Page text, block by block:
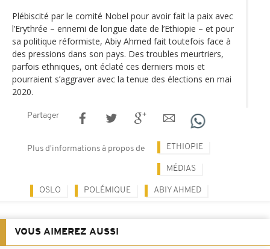
Plébiscité par le comité Nobel pour avoir fait la paix avec
l’Erythrée – ennemi de longue date de l’Ethiopie – et pour
sa politique réformiste, Abiy Ahmed fait toutefois face à
des pressions dans son pays. Des troubles meurtriers,
parfois ethniques, ont éclaté ces derniers mois et
pourraient s’aggraver avec la tenue des élections en mai
2020.
Partager
Plus d'informations à propos de ETHIOPIE
MÉDIAS
OSLO POLÉMIQUE ABIY AHMED
VOUS AIMEREZ AUSSI